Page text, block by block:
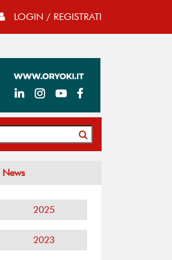
LOGIN / REGISTRATI
News
2025
2023